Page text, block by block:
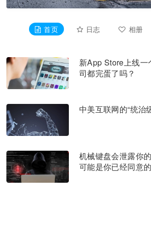
首页 日志 相册
新App Store上线
司都完蛋了吗？
中美互联网的“统治
机械键盘会泄露你
可能是你已经同意的